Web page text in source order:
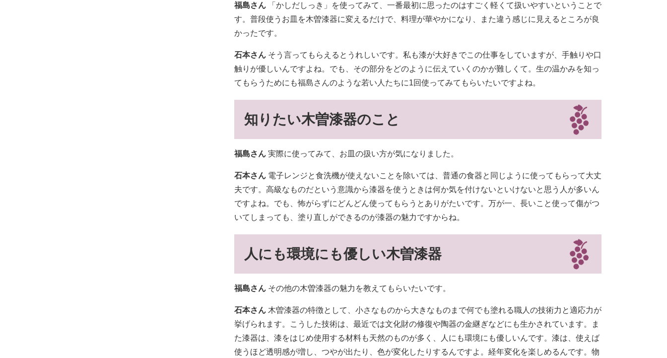
福島さん 「かしだしっき」を使ってみて、一番最初に思ったのはすごく軽くて扱いやすいということで
す。普段使うお皿を木曽漆器に変えるだけで、料理が華やかになり、また違う感じに見えるところが良
かったです。
石本さん そう言ってもらえるとうれしいです。私も漆が大好きでこの仕事をしていますが、手触りや口
触りが優しいんですよね。でも、その部分をどのように伝えていくのかが難しくて。生の温かみを知っ
てもらうためにも福島さんのような若い人たちに1回使ってみてもらいたいですよね。
知りたい木曽漆器のこと
福島さん 実際に使ってみて、お皿の扱い方が気になりました。
石本さん 電子レンジと食洗機が使えないことを除いては、普通の食器と同じように使ってもらって大丈
夫です。高級なものだという意識から漆器を使うときは何か気を付けないといけないと思う人が多いん
ですよね。でも、怖がらずにどんどん使ってもらうとありがたいです。万が一、長いこと使って傷がつ
いてしまっても、塗り直しができるのが漆器の魅力ですからね。
人にも環境にも優しい木曽漆器
福島さん その他の木曽漆器の魅力を教えてもらいたいです。
石本さん 木曽漆器の特徴として、小さなものから大きなものまで何でも塗れる職人の技術力と適応力が
挙げられます。こうした技術は、最近では文化財の修復や陶器の金継ぎなどにも生かされています。ま
た漆器は、漆をはじめ使用する材料も天然のものが多く、人にも環境にも優しいんです。漆は、使えば
使うほど透明感が増し、つやが出たり、色が変化したりするんですよ。経年変化を楽しめるんです。物